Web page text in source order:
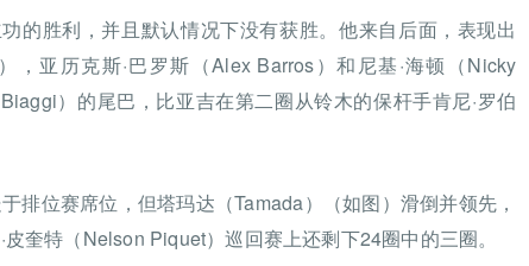
的胜利，并且默认情况下没有获胜。他来自后面，表现出
亚历克斯·巴罗斯（Alex Barros）和尼基·海顿（Nicky
）的尾巴，比亚吉在第二圈从铃木的保杆手肯尼·罗伯
排位赛席位，但塔玛达（Tamada）（如图）滑倒并领先，
奎特（Nelson Piquet）巡回赛上还剩下24圈中的三圈。